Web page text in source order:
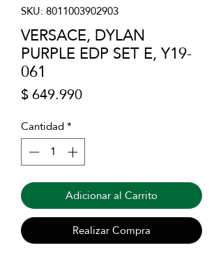
SKU: 8011003902903
VERSACE, DYLAN
PURPLE EDP SET E, Y19-
061
$ 649.990Precio
Cantidad*
Adicionar al Carrito
Realizar Compra